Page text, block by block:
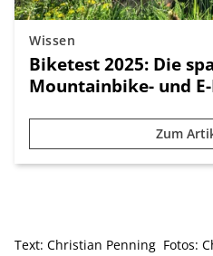
Wissen
Biketest 2025: Die
Mountainbike- und
Zum
Text: Christian Penning Fotos: